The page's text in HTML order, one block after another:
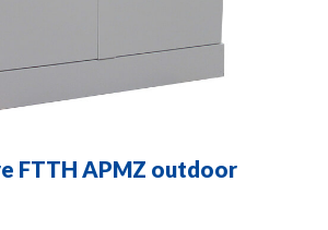
FTTH APMZ outdoor